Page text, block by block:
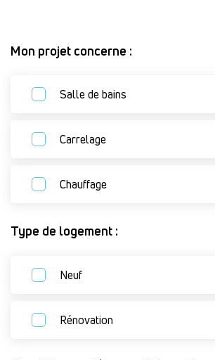
Mon projet concerne :
Salle de bains
Carrelage
Chauffage
Type de logement :
Neuf
Rénovation